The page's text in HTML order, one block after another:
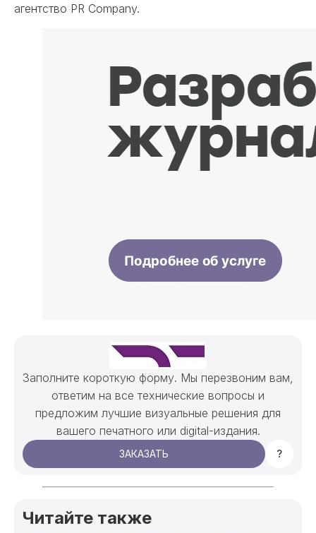
агентство PR Company.
Заполните короткую форму. Мы перезвоним вам,
ответим на все технические вопросы и
предложим лучшие визуальные решения для
вашего печатного или digital-издания.
ЗАКАЗАТЬ ?
Читайте также